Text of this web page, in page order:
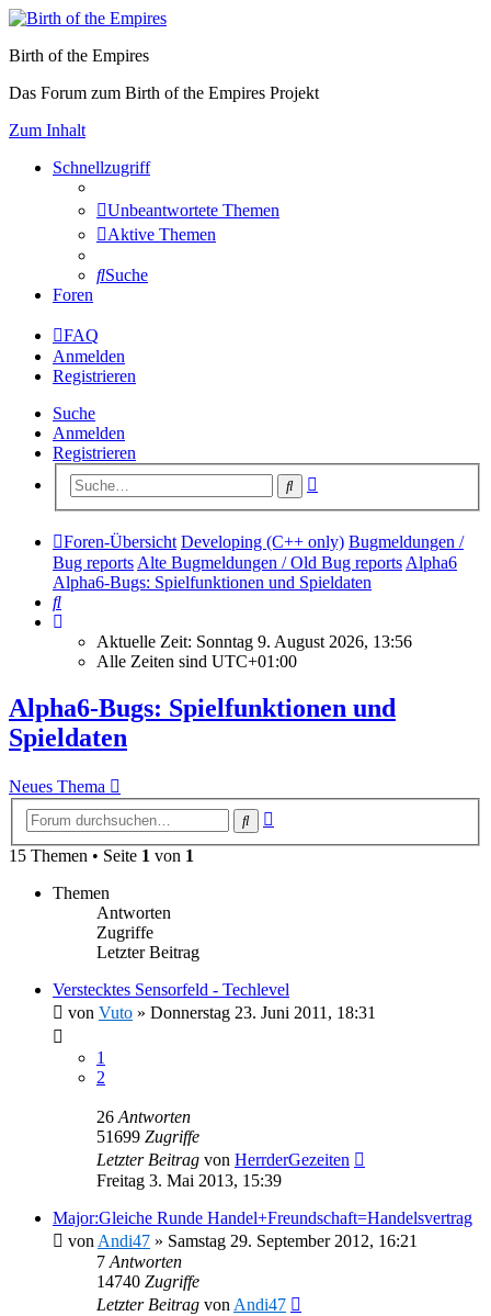
Birth of the Empires
Das Forum zum Birth of the Empires Projekt
Zum Inhalt
Schnellzugriff
Unbeantwortete Themen
Aktive Themen
Suche
Foren
FAQ
Anmelden
Registrieren
Suche
Anmelden
Registrieren
Suche
Foren-Übersicht Developing (C++ only) Bugmeldungen /
Bug reports Alte Bugmeldungen / Old Bug reports Alpha6
Alpha6-Bugs: Spielfunktionen und Spieldaten
Suche
Aktuelle Zeit: Sonntag 9. August 2026, 13:56
Alle Zeiten sind UTC+01:00
Alpha6-Bugs: Spielfunktionen und
Spieldaten
Neues Thema
Suche
15 Themen • Seite 1 von 1
Themen
Antworten
Zugriffe
Letzter Beitrag
Verstecktes Sensorfeld - Techlevel
von Vuto » Donnerstag 23. Juni 2011, 18:31
1
2
26 Antworten
51699 Zugriffe
Letzter Beitrag von HerrderGezeiten
Freitag 3. Mai 2013, 15:39
Major:Gleiche Runde Handel+Freundschaft=Handelsvertrag
von Andi47 » Samstag 29. September 2012, 16:21
7 Antworten
14740 Zugriffe
Letzter Beitrag von Andi47